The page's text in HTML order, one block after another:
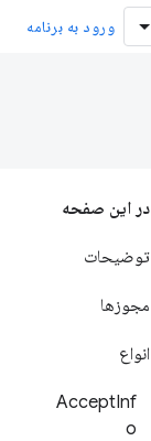
ورود به برنامه
در این صفحه
توضیحات
مجوزها
انواع
AcceptInf
o